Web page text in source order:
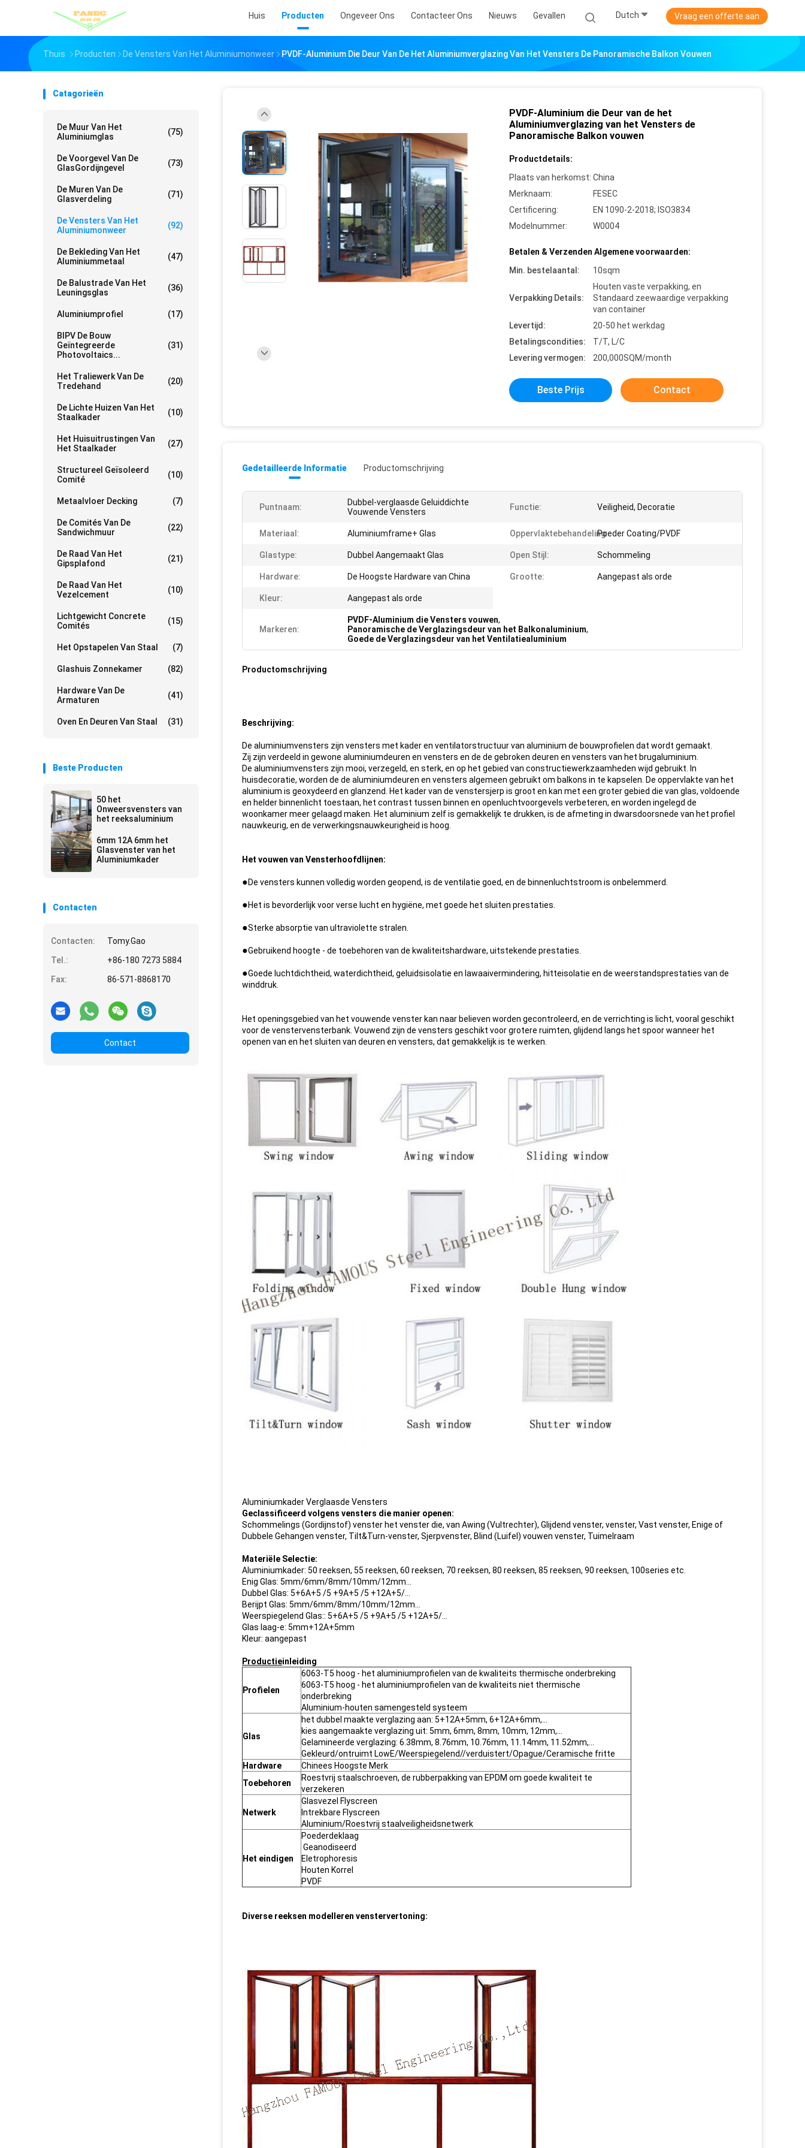
Huis Producten Ongeveer Ons Contacteer Ons Nieuws Gevallen Dutch Vraag een offerte aan
Thuis Producten De Vensters Van Het Aluminiumonweer PVDF-Aluminium Die Deur Van De Het Aluminiumverglazing Van Het Vensters De Panoramische Balkon Vouwen
Catagorieën
De Muur Van Het
Aluminiumglas
(75)
De Voorgevel Van De
GlasGordijngevel
(73)
De Muren Van De
Glasverdeling
(71)
De Vensters Van Het
Aluminiumonweer
(92)
De Bekleding Van Het
Aluminiummetaal
(47)
De Balustrade Van Het
Leuningsglas
(36)
Aluminiumprofiel (17)
BIPV De Bouw
Geïntegreerde
Photovoltaics...
(31)
Het Traliewerk Van De
Tredehand
(20)
De Lichte Huizen Van Het
Staalkader
(10)
Het Huisuitrustingen Van
Het Staalkader
(27)
Structureel Geïsoleerd
Comité
(10)
Metaalvloer Decking (7)
De Comités Van De
Sandwichmuur
(22)
De Raad Van Het
Gipsplafond
(21)
De Raad Van Het
Vezelcement
(10)
Lichtgewicht Concrete
Comités
(15)
Het Opstapelen Van Staal (7)
Glashuis Zonnekamer (82)
Hardware Van De
Armaturen
(41)
Oven En Deuren Van Staal (31)
Beste Producten
50 het
Onweersvensters van
het reeksaluminium
6mm 12A 6mm het
Glasvenster van het
Aluminiumkader
Contacten
Contacten:
Tomy.Gao
Tel.:
+86-180 7273 5884
Fax:
86-571-8868170
Contact
PVDF-Aluminium die Deur van de het
Aluminiumverglazing van het Vensters de
Panoramische Balkon vouwen
Productdetails:
Plaats van herkomst: China
Merknaam:
FESEC
Certificering:
EN 1090-2-2018; ISO3834
Modelnummer:
W0004
Betalen & Verzenden Algemene voorwaarden:
Min. bestelaantal:
10sqm
Verpakking Details:
Houten vaste verpakking, en
Standaard zeewaardige verpakking
van container
Levertijd:
20-50 het werkdag
Betalingscondities:
T/T, L/C
Levering vermogen:
200,000SQM/month
Beste Prijs Contact
Gedetailleerde Informatie Productomschrijving
Puntnaam:
Dubbel-verglaasde Geluiddichte
Vouwende Vensters
Functie: Veiligheid, Decoratie
Materiaal: Aluminiumframe+ Glas Oppervlaktebehandeling:Poeder Coating/PVDF
Glastype: Dubbel Aangemaakt Glas Open Stijl: Schommeling
Hardware: De Hoogste Hardware van China Grootte: Aangepast als orde
Kleur: Aangepast als orde
Markeren:
PVDF-Aluminium die Vensters vouwen,
Panoramische de Verglazingsdeur van het Balkonaluminium,
Goede de Verglazingsdeur van het Ventilatiealuminium
Productomschrijving
Beschrijving:
De aluminiumvensters zijn vensters met kader en ventilatorstructuur van aluminium de bouwprofielen dat wordt gemaakt.
Zij zijn verdeeld in gewone aluminiumdeuren en vensters en de de gebroken deuren en vensters van het brugaluminium.
De aluminiumvensters zijn mooi, verzegeld, en sterk, en op het gebied van constructiewerkzaamheden wijd gebruikt. In
huisdecoratie, worden de de aluminiumdeuren en vensters algemeen gebruikt om balkons in te kapselen. De oppervlakte van het
aluminium is geoxydeerd en glanzend. Het kader van de venstersjerp is groot en kan met een groter gebied die van glas, voldoende
en helder binnenlicht toestaan, het contrast tussen binnen en openluchtvoorgevels verbeteren, en worden ingelegd de
woonkamer meer gelaagd maken. Het aluminium zelf is gemakkelijk te drukken, is de afmeting in dwarsdoorsnede van het profiel
nauwkeurig, en de verwerkingsnauwkeurigheid is hoog.
Het vouwen van Vensterhoofdlijnen:
●De vensters kunnen volledig worden geopend, is de ventilatie goed, en de binnenluchtstroom is onbelemmerd.
●Het is bevorderlijk voor verse lucht en hygiëne, met goede het sluiten prestaties.
●Sterke absorptie van ultraviolette stralen.
●Gebruikend hoogte - de toebehoren van de kwaliteitshardware, uitstekende prestaties.
●Goede luchtdichtheid, waterdichtheid, geluidsisolatie en lawaaivermindering, hitteisolatie en de weerstandsprestaties van de
winddruk.
Het openingsgebied van het vouwende venster kan naar believen worden gecontroleerd, en de verrichting is licht, vooral geschikt
voor de venstervensterbank. Vouwend zijn de vensters geschikt voor grotere ruimten, glijdend langs het spoor wanneer het
openen van en het sluiten van deuren en vensters, dat gemakkelijk is te werken.
Aluminiumkader Verglaasde Vensters
Geclassificeerd volgens vensters die manier openen:
Schommelings (Gordijnstof) venster het venster die, van Awing (Vultrechter), Glijdend venster, venster, Vast venster, Enige of
Dubbele Gehangen venster, Tilt&Turn-venster, Sjerpvenster, Blind (Luifel) vouwen venster, Tuimelraam
Materiële Selectie:
Aluminiumkader: 50 reeksen, 55 reeksen, 60 reeksen, 70 reeksen, 80 reeksen, 85 reeksen, 90 reeksen, 100series etc.
Enig Glas: 5mm/6mm/8mm/10mm/12mm…
Dubbel Glas: 5+6A+5 /5 +9A+5 /5 +12A+5/…
Berijpt Glas: 5mm/6mm/8mm/10mm/12mm…
Weerspiegelend Glas:: 5+6A+5 /5 +9A+5 /5 +12A+5/…
Glas laag-e: 5mm+12A+5mm
Kleur: aangepast
Productieinleiding
Profielen
6063-T5 hoog - het aluminiumprofielen van de kwaliteits thermische onderbreking
6063-T5 hoog - het aluminiumprofielen van de kwaliteits niet thermische
onderbreking
Aluminium-houten samengesteld systeem
Glas
het dubbel maakte verglazing aan: 5+12A+5mm, 6+12A+6mm,…
kies aangemaakte verglazing uit: 5mm, 6mm, 8mm, 10mm, 12mm,…
Gelamineerde verglazing: 6.38mm, 8.76mm, 10.76mm, 11.14mm, 11.52mm,…
Gekleurd/ontruimt LowE/Weerspiegelend//verduistert/Opague/Ceramische fritte
Hardware
Chinees Hoogste Merk
Toebehoren
Roestvrij staalschroeven, de rubberpakking van EPDM om goede kwaliteit te
verzekeren
Netwerk
Glasvezel Flyscreen
Intrekbare Flyscreen
Aluminium/Roestvrij staalveiligheidsnetwerk
Het eindigen
Poederdeklaag
Geanodiseerd
Eletrophoresis
Houten Korrel
PVDF
Diverse reeksen modelleren venstervertoning: